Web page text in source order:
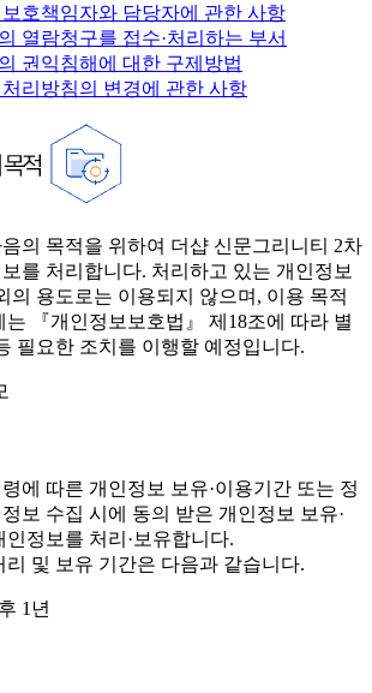
호책임자와 담당자에 관한 사항
열람청구를 접수·처리하는 부서
권익침해에 대한 구제방법
리방침의 변경에 관한 사항
의 목적을 위하여 더샵 신문그리니티 2차
를 처리합니다. 처리하고 있는 개인정보
의 용도로는 이용되지 않으며, 이용 목적
『개인정보보호법』 제18조에 따라 별
필요한 조치를 이행할 예정입니다.
에 따른 개인정보 보유·이용기간 또는 정
보 수집 시에 동의 받은 개인정보 보유·
정보를 처리·보유합니다.
리 및 보유 기간은 다음과 같습니다.
1년